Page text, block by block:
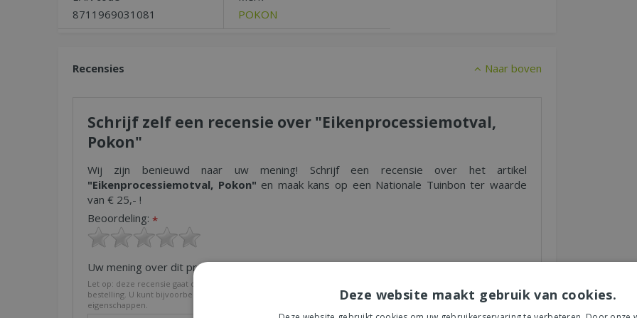
8711969031081
POKON
Recensies Naar boven
Schrijf zelf een recensie over "Eikenprocessiemotval,
Pokon"
Wij zijn benieuwd naar uw mening! Schrijf een recensie over het artikel
"Eikenprocessiemotval, Pokon" en maak kans op een Nationale Tuinbon ter waarde
van € 25,- !
Beoordeling: *
Uw mening over dit product:
Let op: deze recensie gaat over het product en niet over ons tuincentrum, de service of levering van uw
bestelling. U kunt bijvoorbeeld in gaan op de kwaliteit van het product, de look & feel en belangrijke
eigenschappen.
Deze website maakt gebruik van cookies.